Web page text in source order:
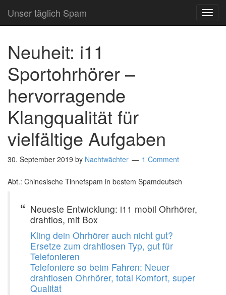
Unser täglich Spam
Neuheit: i11
Sportohrhörer –
hervorragende
Klangqualität für
vielfältige Aufgaben
30. September 2019 by Nachtwächter 1 Comment
Abt.: Chinesische Tinnefspam in bestem Spamdeutsch
Neueste Entwicklung: i11 mobil Ohrhörer,
drahtlos, mit Box
Kling dein Ohrhörer auch nicht gut?
Ersetze zum drahtlosen Typ, gut für
Telefonieren
Telefoniere so beim Fahren: Neuer
drahtlosen Ohrhörer, total Komfort, super
Qualität